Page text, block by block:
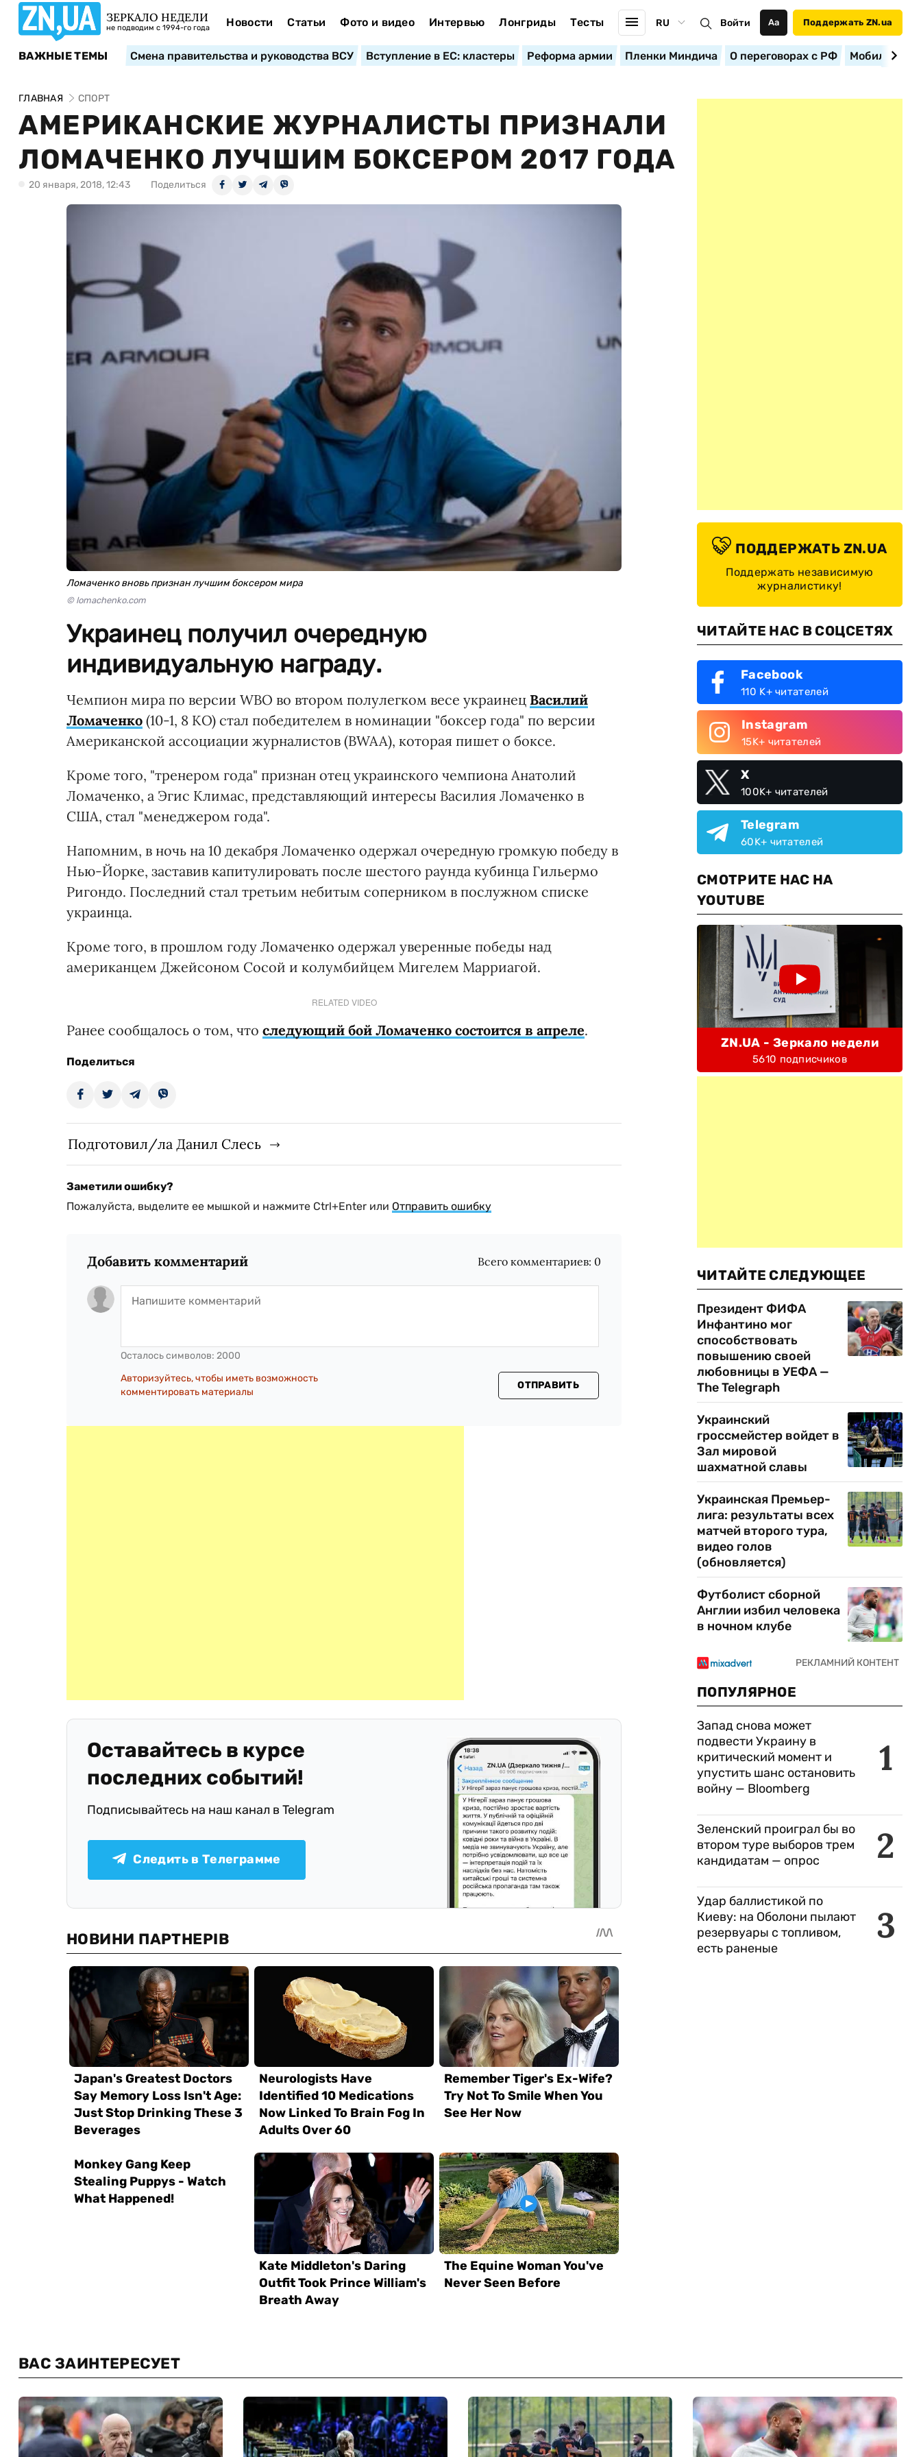
ЗЕРКАЛО НЕДЕЛИ
не подводим с 1994-го года Новости Статьи Фото и видео Интервью Лонгриды Тесты RU Войти Аа Поддержать ZN.ua
ВАЖНЫЕ ТЕМЫ Смена правительства и руководства ВСУ Вступление в ЕС: кластеры Реформа армии Пленки Миндича О переговорах с РФ
ГЛАВНАЯ СПОРТ
АМЕРИКАНСКИЕ ЖУРНАЛИСТЫ ПРИЗНАЛИ
ЛОМАЧЕНКО ЛУЧШИМ БОКСЕРОМ 2017 ГОДА
20 января, 2018, 12:43 Поделиться
Ломаченко вновь признан лучшим боксером мира
© lomachenko.com
Украинец получил очередную
индивидуальную награду.
Чемпион мира по версии WBO во втором полулегком весе украинец Василий
Ломаченко (10-1, 8 КО) стал победителем в номинации "боксер года" по версии
Американской ассоциации журналистов (BWAA), которая пишет о боксе.
Кроме того, "тренером года" признан отец украинского чемпиона Анатолий
Ломаченко, а Эгис Климас, представляющий интересы Василия Ломаченко в
США, стал "менеджером года".
Напомним, в ночь на 10 декабря Ломаченко одержал очередную громкую победу в
Нью-Йорке, заставив капитулировать после шестого раунда кубинца Гильермо
Ригондо. Последний стал третьим небитым соперником в послужном списке
украинца.
Кроме того, в прошлом году Ломаченко одержал уверенные победы над
американцем Джейсоном Сосой и колумбийцем Мигелем Марриагой.
RELATED VIDEO
Ранее сообщалось о том, что следующий бой Ломаченко состоится в апреле.
Поделиться
Подготовил/ла Данил Слесь
Заметили ошибку?
Пожалуйста, выделите ее мышкой и нажмите Ctrl+Enter или Отправить ошибку
Добавить комментарий Всего комментариев: 0
Осталось символов: 2000
Авторизуйтесь, чтобы иметь возможность
комментировать материалы
ОТПРАВИТЬ
Оставайтесь в курсе
последних событий!
Подписывайтесь на наш канал в Telegram
Следить в Телеграмме
ПОДДЕРЖАТЬ ZN.UA
Поддержать независимую
журналистику!
ЧИТАЙТЕ НАС В СОЦСЕТЯХ
Facebook
110 K+ читателей
Instagram
15K+ читателей
X
100K+ читателей
Telegram
60K+ читателей
СМОТРИТЕ НАС НА
YOUTUBE
ZN.UA - Зеркало недели
5610 подписчиков
ЧИТАЙТЕ СЛЕДУЮЩЕЕ
Президент ФИФА
Инфантино мог
способствовать
повышению своей
любовницы в УЕФА —
The Telegraph
Украинский
гроссмейстер войдет в
Зал мировой
шахматной славы
Украинская Премьер-
лига: результаты всех
матчей второго тура,
видео голов
(обновляется)
Футболист сборной
Англии избил человека
в ночном клубе
ПОПУЛЯРНОЕ
1
Запад снова может
подвести Украину в
критический момент и
упустить шанс остановить
войну — Bloomberg
2
Зеленский проиграл бы во
втором туре выборов трем
кандидатам — опрос
3
Удар баллистикой по
Киеву: на Оболони пылают
резервуары с топливом,
есть раненые
ВАС ЗАИНТЕРЕСУЕТ